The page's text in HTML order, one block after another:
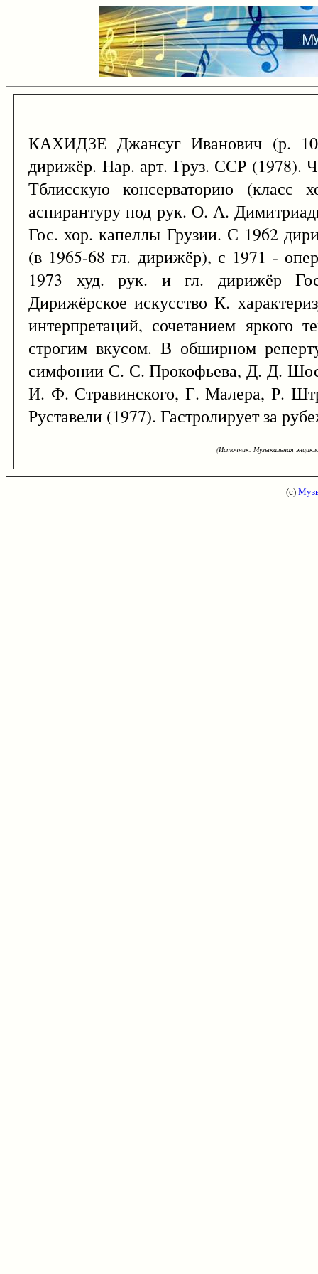
КАХИДЗЕ Джансуг Иванович (р.
дирижёр. Нар. арт. Груз. ССР (1978).
Тблисскую консерваторию
аспирантуру под рук. О. А.
Гос. хор. капеллы Грузии. С 1962
(в 1965-68 гл. дирижёр), с 1971 -
1973 худ. рук. и гл. дирижёр
Дирижёрское искусство К.
интерпретаций, сочетанием яркого
строгим вкусом. В обширном
симфонии С. С. Прокофьева, Д. Д.
И. Ф. Стравинского, Г. Малера, Р.
Руставели (1977). Гастролирует за
(Источник: Музыкальная
(с)